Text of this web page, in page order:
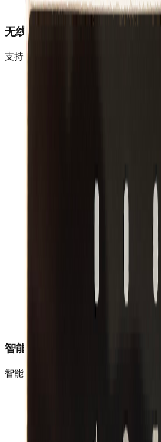
无线连接
支持WiFi、蓝牙、4G/5G多种无线连
智能调度
智能打印队列管理，支持多任务并发